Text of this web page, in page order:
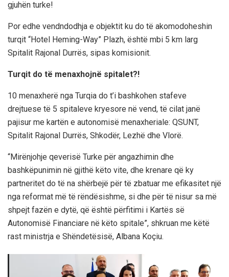
gjuhën turke!
Por edhe vendndodhja e objektit ku do të akomodoheshin
turqit “Hotel Heming-Way” Plazh, është mbi 5 km larg
Spitalit Rajonal Durrës, sipas komisionit.
Turqit do të menaxhojnë spitalet?!
10 menaxherë nga Turqia do t’i bashkohen stafeve
drejtuese të 5 spitaleve kryesore në vend, të cilat janë
pajisur me kartën e autonomisë menaxheriale: QSUNT,
Spitalit Rajonal Durrës, Shkodër, Lezhë dhe Vlorë.
“Mirënjohje qeverisë Turke për angazhimin dhe
bashkëpunimin në gjithë këto vite, dhe krenare që ky
partneritet do të na shërbejë për të zbatuar me efikasitet një
nga reformat më të rëndësishme, si dhe për të nisur sa më
shpejt fazën e dytë, që është përfitimi i Kartës së
Autonomisë Financiare në këto spitale”, shkruan me këtë
rast ministrja e Shëndetësisë, Albana Koçiu.